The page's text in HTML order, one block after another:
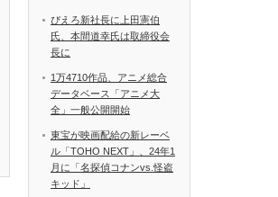
ぴえろ新社長に上田憲伯
氏、本間道幸氏は取締役会
長に
1万4710作品、アニメ総合
データベース「アニメ大
全」一般公開開始
東宝が映画配給の新レーベ
ル「TOHO NEXT」、24年1
月に「名探偵コナンvs.怪盗
キッド」